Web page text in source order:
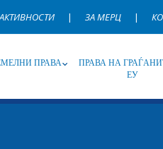
АКТИВНОСТИ | ЗА МЕРЦ |
ПРАВА
ПРАВА НА
ЕУ